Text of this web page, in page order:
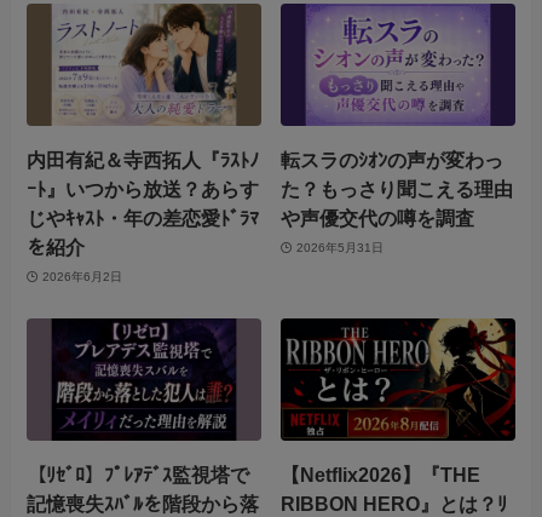
内田有紀＆寺西拓人『ﾗｽﾄﾉ
ｰﾄ』いつから放送？あらす
じやｷｬｽﾄ・年の差恋愛ﾄﾞﾗﾏ
を紹介
2026年6月2日
転スラのｼｵﾝの声が変わっ
た？もっさり聞こえる理由
や声優交代の噂を調査
2026年5月31日
【ﾘｾﾞﾛ】ﾌﾟﾚｱﾃﾞｽ監視塔で
記憶喪失ｽﾊﾞﾙを階段から落
【Netflix2026】『THE
RIBBON HERO』とは？ﾘ